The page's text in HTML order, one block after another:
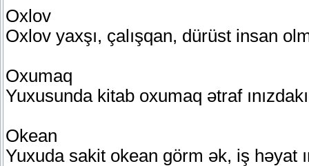
Oxlov
Oxlov yaxşı, çalışqan, dürüst insan
Oxumaq
Yuxusunda kitab oxumaq ətraf
Okean
Yuxuda sakit okean görm ək, iş həyat